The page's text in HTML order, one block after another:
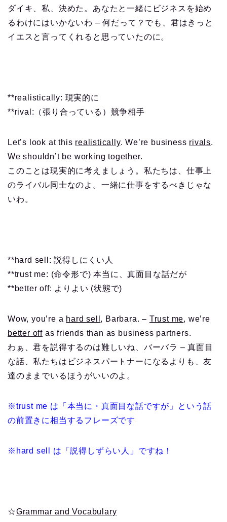
ダイキ、私、決めた。あなたと一緒にビジネスを始め
るわけにはいかないわ – 何だって？でも、君はきっと
イエスと言ってくれると思っていたのに。
**realistically: 現実的に
**rival:（張り合っている）競争相手
Let’s look at this realistically. We’re business rivals.
We shouldn’t be working together.
このことは現実的に考えましょう。私たちは、仕事上
のライバル同士なのよ。一緒に仕事をするべきじゃな
いわ。
**hard sell: 説得しにくい人
**trust me: (命令形で) 本当に、真面目な話だが
**better off: よりよい (状態で)
Wow, you’re a hard sell , Barbara. – Trust me, we’re
better off as friends than as business partners.
わぁ、君を説得するのは難しいね、バーバラ – 真面目
な話、私たちはビジネスパートナーになるよりも、友
達のままでいるほうがいいのよ。
※trust me は「本当に・真面目な話ですが」という話
の前置きに相当するフレーズです
※hard sell は「説得しずらい人」ですね！
☆Grammar and Vocabulary